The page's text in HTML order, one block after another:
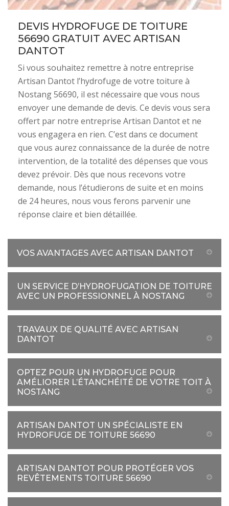
DEVIS HYDROFUGE DE TOITURE
56690 GRATUIT AVEC ARTISAN
DANTOT
Si vous souhaitez remettre à notre entreprise
Artisan Dantot l’hydrofuge de votre toiture à
Nostang 56690, il est nécessaire que vous nous
envoyer une demande de devis. Ce devis vous sera
offert par notre entreprise Artisan Dantot et ne
vous engagera en rien. C’est dans ce document
que vous aurez connaissance de la durée de notre
intervention, de la totalité des dépenses que vous
devez prévoir. Dès que nous recevons votre
demande, nous l’étudierons de suite et en moins
de 24 heures, nous vous ferons parvenir une
réponse claire et bien détaillée.
VOS AVANTAGES AVEC ARTISAN DANTOT
UN SERVICE D’HYDROFUGATION DE TOITURE
AVEC UN PROFESSIONNEL À NOSTANG
TRAVAUX DE QUALITÉ AVEC ARTISAN
DANTOT
OPTEZ POUR UN HYDROFUGE POUR
AMÉLIORER L’ÉTANCHÉITÉ DE VOTRE TOIT À
NOSTANG
ARTISAN DANTOT UN SPÉCIALISTE EN
HYDROFUGE DE TOITURE 56690
ARTISAN DANTOT POUR PROTÉGER VOS
REVÊTEMENTS TOITURE 56690